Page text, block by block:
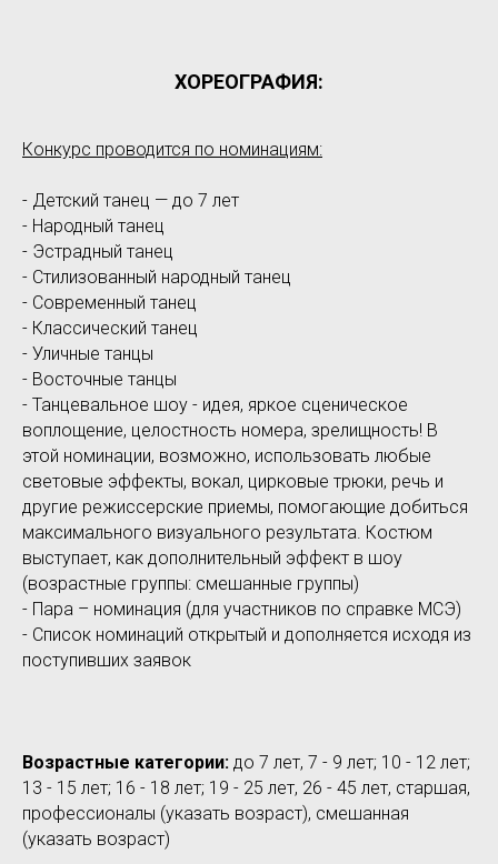
ХОРЕОГРАФИЯ:
Конкурс проводится по номинациям:
- Детский танец — до 7 лет
- Народный танец
- Эстрадный танец
- Стилизованный народный танец
- Современный танец
- Классический танец
- Уличные танцы
- Восточные танцы
- Танцевальное шоу - идея, яркое сценическое
воплощение, целостность номера, зрелищность! В
этой номинации, возможно, использовать любые
световые эффекты, вокал, цирковые трюки, речь и
другие режиссерские приемы, помогающие добиться
максимального визуального результата. Костюм
выступает, как дополнительный эффект в шоу
(возрастные группы: смешанные группы)
- Пара – номинация (для участников по справке МСЭ)
- Список номинаций открытый и дополняется исходя из
поступивших заявок
Возрастные категории: до 7 лет, 7 - 9 лет; 10 - 12 лет;
13 - 15 лет; 16 - 18 лет; 19 - 25 лет, 26 - 45 лет, старшая,
профессионалы (указать возраст), смешанная
(указать возраст)